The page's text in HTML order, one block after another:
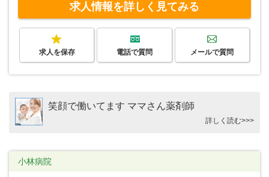
求人情報を詳しく見てみる
求人を保存 電話で質問 メールで質問
笑顔で働いてます ママさん薬剤師
詳しく読む>>>
小林病院